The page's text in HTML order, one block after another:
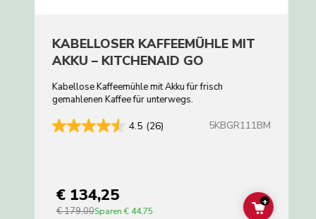
KABELLOSER KAFFEEMÜHLE MIT
AKKU – KITCHENAID GO
Kabellose Kaffeemühle mit Akku für frisch
gemahlenen Kaffee für unterwegs.
4.5 (26) 5KBGR111BM
€ 134,25
€ 179,00Sparen € 44,75 ADD TO
+